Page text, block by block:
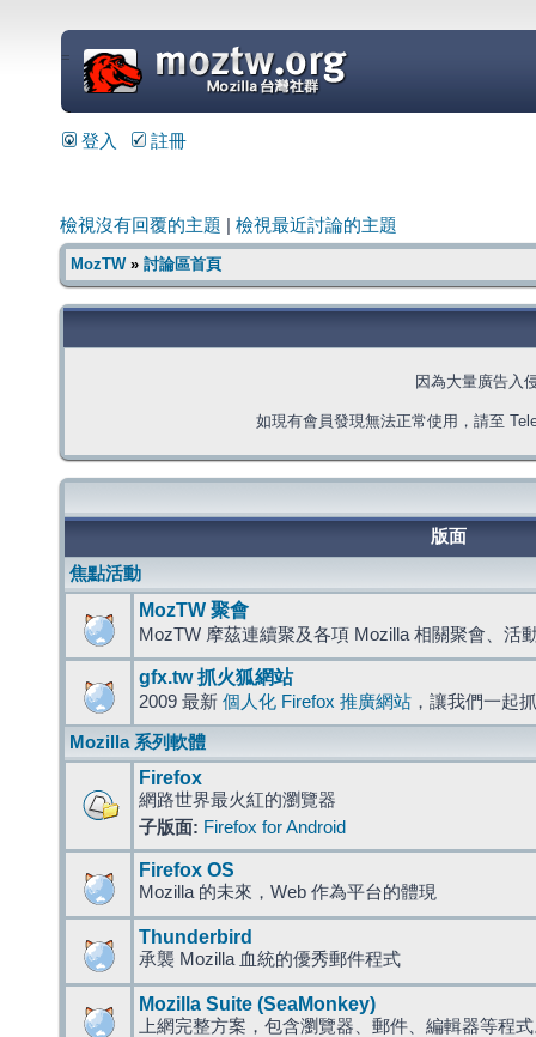
=
登入 註冊
檢視沒有回覆的主題 檢視最近討論的主題
MozTW» 討論區首頁
因為大量廣告入
如現有會員發現無法正常使用，請至
版面
焦點活動
MozTW 聚會
MozTW 摩茲連續聚及各項 Mozilla 相關聚會、活
gfx.tw 抓火狐網站
2009 最新 個人化 Firefox 推廣網站 ，讓我們一起
Mozilla 系列軟體
Firefox
網路世界最火紅的瀏覽器
子版面: Firefox for Android
Firefox OS
Mozilla 的未來，Web 作為平台的體現
Thunderbird
承襲 Mozilla 血統的優秀郵件程式
Mozilla Suite (SeaMonkey)
上網完整方案，包含瀏覽器、郵件、編輯器等程